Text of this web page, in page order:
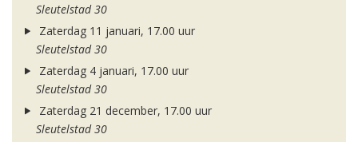
Sleutelstad 30
Zaterdag 11 januari, 17.00 uur
Sleutelstad 30
Zaterdag 4 januari, 17.00 uur
Sleutelstad 30
Zaterdag 21 december, 17.00 uur
Sleutelstad 30